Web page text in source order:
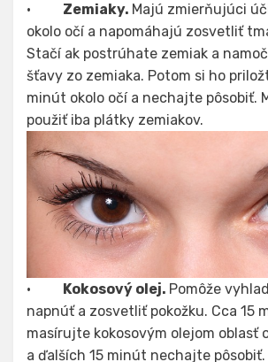
· Zemiaky. Majú zmierňujúci
okolo očí a napomáhajú zosvetliť
Stačí ak postrúhate zemiak a
šťavy zo zemiaka. Potom si ho
minút okolo očí a nechajte pôsobiť.
použiť iba plátky zemiakov.
· Kokosový olej. Pomôže
napnúť a zosvetliť pokožku. Cca 15
masírujte kokosovým olejom oblasť
a ďalších 15 minút nechajte pôsobiť.